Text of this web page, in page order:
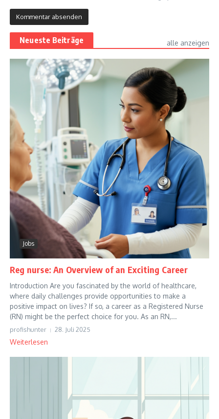
Neueste Beiträge alle anzeigen
Jobs
Reg nurse: An Overview of an Exciting Career
Introduction Are you fascinated by the world of healthcare,
where daily challenges provide opportunities to make a
positive impact on lives? If so, a career as a Registered Nurse
(RN) might be the perfect choice for you. As an RN,...
profishunter 28. Juli 2025
Weiterlesen